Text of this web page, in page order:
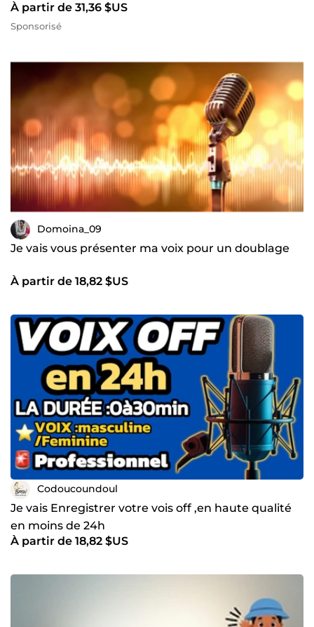
À partir de 31,36 $US
Sponsorisé
Domoina_09
Je vais vous présenter ma voix pour un doublage
À partir de 18,82 $US
Codoucoundoul
Je vais Enregistrer votre vois off ,en haute qualité
en moins de 24h
À partir de 18,82 $US